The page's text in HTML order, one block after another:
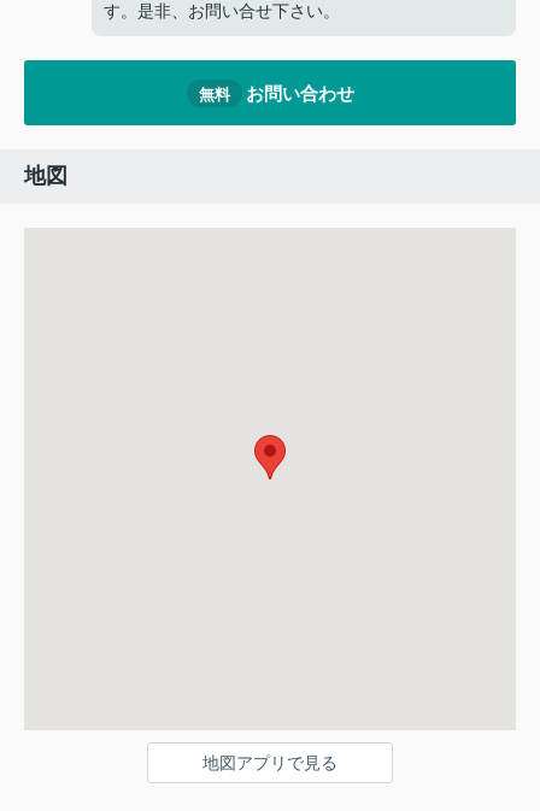
す。是非、お問い合せ下さい。
無料 お問い合わせ
地図
地図アプリで見る